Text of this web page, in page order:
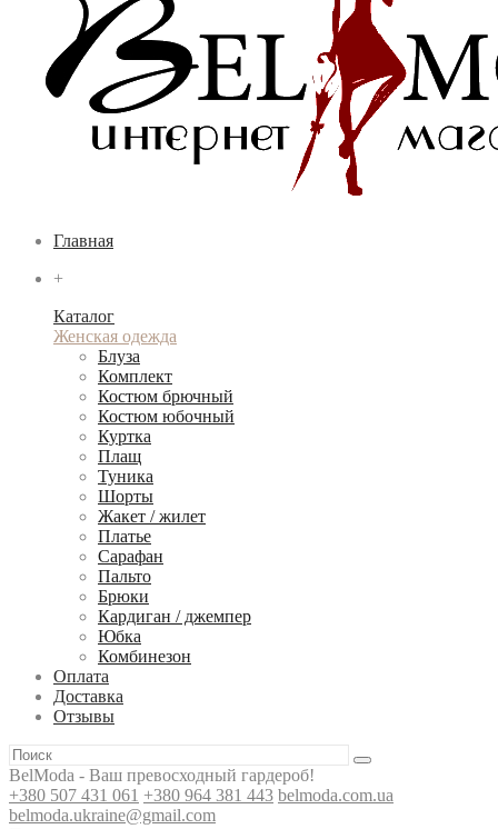
Главная
+
Каталог
Женская одежда
Блуза
Комплект
Костюм брючный
Костюм юбочный
Куртка
Плащ
Туника
Шорты
Жакет / жилет
Платье
Сарафан
Пальто
Брюки
Кардиган / джемпер
Юбка
Комбинезон
Оплата
Доставка
Отзывы
BelModa - Ваш превосходный гардероб!
+380 507 431 061 +380 964 381 443 belmoda.com.ua
belmoda.ukraine@gmail.com